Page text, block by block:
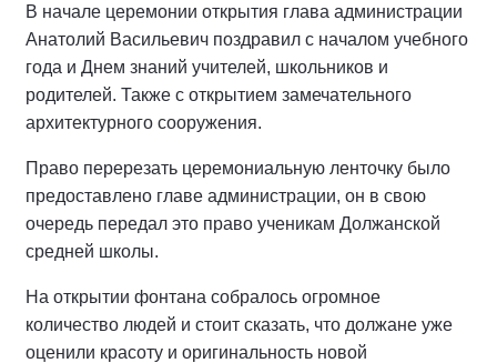
В начале церемонии открытия глава администрации
Анатолий Васильевич поздравил с началом учебного
года и Днем знаний учителей, школьников и
родителей. Также с открытием замечательного
архитектурного сооружения.
Право перерезать церемониальную ленточку было
предоставлено главе администрации, он в свою
очередь передал это право ученикам Должанской
средней школы.
На открытии фонтана собралось огромное
количество людей и стоит сказать, что должане уже
оценили красоту и оригинальность новой